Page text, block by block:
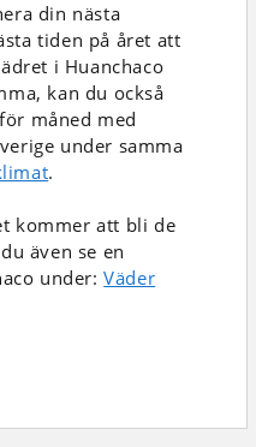
din nästa
tiden på året att
i Huanchaco
kan du också
måned med
under samma
.
kommer att bli de
även se en
under:Väder